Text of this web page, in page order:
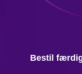
Bestil